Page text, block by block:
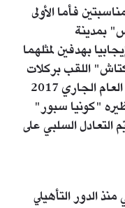
فأما الأولى
بمدينة
تعادلا إيجابيا بهدفين لمثلهما
اللقب بركلات
الترجيح 4 - 3 في حين انهزم في نهائي العام الجاري 2017
"كونيا سبور"
4 - 1 بعدما خيّم التعادل السلبي على
الدور التأهيلي